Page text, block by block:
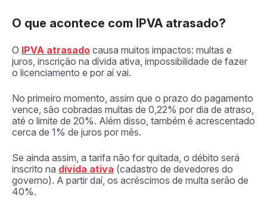
O que acontece com IPVA atrasado?
O IPVA atrasado causa muitos impactos: multas e
juros, inscrição na dívida ativa, impossibilidade de fazer
o licenciamento e por aí vai.
No primeiro momento, assim que o prazo do pagamento
vence, são cobradas multas de 0,22% por dia de atraso,
até o limite de 20%. Além disso, também é acrescentado
cerca de 1% de juros por mês.
Se ainda assim, a tarifa não for quitada, o débito será
inscrito na dívida ativa (cadastro de devedores do
governo). A partir daí, os acréscimos de multa serão de
40%.